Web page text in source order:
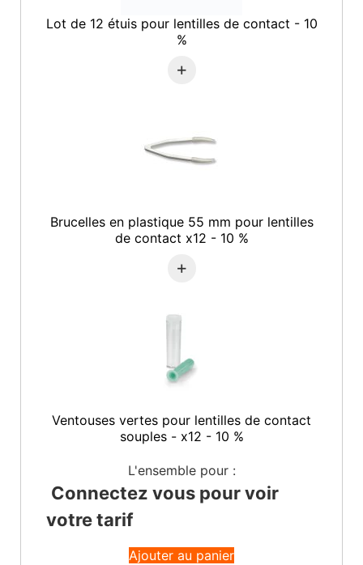
Lot de 12 étuis pour lentilles de contact - 10
%
+
Brucelles en plastique 55 mm pour lentilles
de contact x12 - 10 %
+
Ventouses vertes pour lentilles de contact
souples - x12 - 10 %
L'ensemble pour :
Connectez vous pour voir
votre tarif
Ajouter au panier